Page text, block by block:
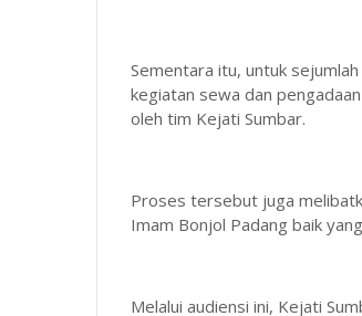
Sementara itu, untuk
kegiatan sewa dan
oleh tim Kejati Sumbar.
Proses tersebut juga
Imam Bonjol Padang baik
Melalui audiensi ini, Kejati